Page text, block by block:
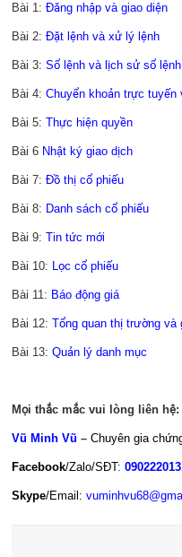
Bài 1: Đăng nhập và giao diện
Bài 2:Đặt lệnh và xử lý lệnh
Bài 3:Sổ lệnh và lịch sử sổ lệnh
Bài 4:Chuyển khoản trực tuyến
Bài 5:Thực hiện quyền
Bài 6 Nhật ký giao dịch
Bài 7:Đồ thị cổ phiếu
Bài 8: Danh sách cổ phiếu
Bài 9:Tin tức mới
Bài 10: Lọc cổ phiếu
Bài 11: Báo động giá
Bài 12:Tổng quan thị trường và
Bài 13:Quản lý danh mục
Mọi thắc mắc vui lòng liên hệ:
Vũ Minh Vũ – Chuyên gia
Facebook/Zalo/SĐT:
Skype/Email: